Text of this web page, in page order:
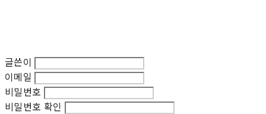
글쓴이
이메일
비밀번호
비밀번호 확인